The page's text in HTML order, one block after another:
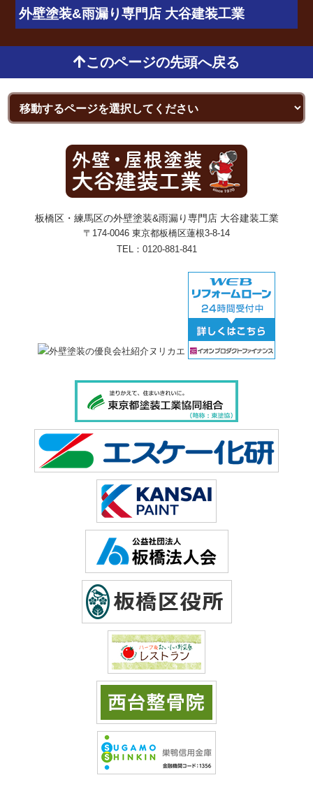
外壁塗装&雨漏り専門店 大谷建装工業
このページの先頭へ戻る
板橋区・練馬区の外壁塗装&雨漏り専門店 大谷建装工業
〒174-0046 東京都板橋区蓮根3-8-14
TEL： 0120-881-841